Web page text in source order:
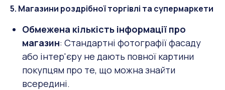
5. Магазини роздрібної торгівлі та супермаркети
Обмежена кількість інформації про
магазин: Стандартні фотографії фасаду
або інтер'єру не дають повної картини
покупцям про те, що можна знайти
всередині.